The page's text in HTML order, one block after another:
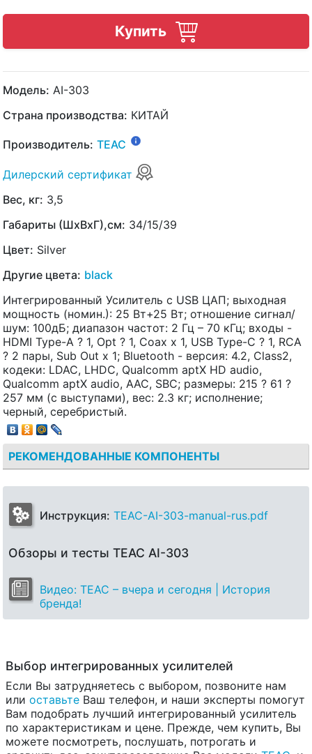
Купить
Модель: AI-303
Страна производства: КИТАЙ
Производитель: TEAC
Дилерский сертификат
Вес, кг: 3,5
Габариты (ШхВхГ),см: 34/15/39
Цвет: Silver
Другие цвета: black
Интегрированный Усилитель с USB ЦАП; выходная
мощность (номин.): 25 Вт+25 Вт; отношение сигнал/
шум: 100дБ; диапазон частот: 2 Гц – 70 кГц; входы -
HDMI Type-A ? 1, Opt ? 1, Coax x 1, USB Type-C ? 1, RCA
? 2 пары, Sub Out x 1; Bluetooth - версия: 4.2, Class2,
кодеки: LDAC, LHDC, Qualcomm aptX HD audio,
Qualcomm aptX audio, AAC, SBC; размеры: 215 ? 61 ?
257 мм (с выступами), вес: 2.3 кг; исполнение;
черный, серебристый.
РЕКОМЕНДОВАННЫЕ КОМПОНЕНТЫ
Инструкция: TEAC-AI-303-manual-rus.pdf
Обзоры и тесты TEAC AI-303
Видео: TEAC – вчера и сегодня | История
бренда!
Выбор интегрированных усилителей
Если Вы затрудняетесь с выбором, позвоните нам
или оставьте Ваш телефон, и наши эксперты помогут
Вам подобрать лучший интегрированный усилитель
по характеристикам и цене. Прежде, чем купить, Вы
можете посмотреть, послушать, потрогать и